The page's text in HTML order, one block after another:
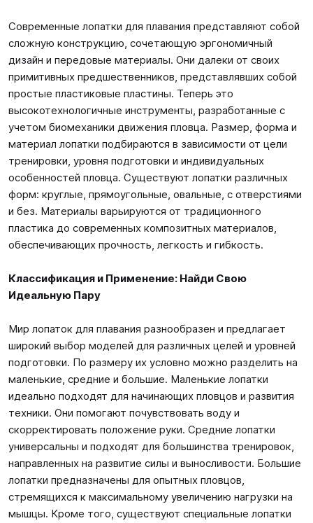
Современные лопатки для плавания представляют собой
сложную конструкцию, сочетающую эргономичный
дизайн и передовые материалы. Они далеки от своих
примитивных предшественников, представлявших собой
простые пластиковые пластины. Теперь это
высокотехнологичные инструменты, разработанные с
учетом биомеханики движения пловца. Размер, форма и
материал лопатки подбираются в зависимости от цели
тренировки, уровня подготовки и индивидуальных
особенностей пловца. Существуют лопатки различных
форм: круглые, прямоугольные, овальные, с отверстиями
и без. Материалы варьируются от традиционного
пластика до современных композитных материалов,
обеспечивающих прочность, легкость и гибкость.
Классификация и Применение: Найди Свою
Идеальную Пару
Мир лопаток для плавания разнообразен и предлагает
широкий выбор моделей для различных целей и уровней
подготовки. По размеру их условно можно разделить на
маленькие, средние и большие. Маленькие лопатки
идеально подходят для начинающих пловцов и развития
техники. Они помогают почувствовать воду и
скорректировать положение руки. Средние лопатки
универсальны и подходят для большинства тренировок,
направленных на развитие силы и выносливости. Большие
лопатки предназначены для опытных пловцов,
стремящихся к максимальному увеличению нагрузки на
мышцы. Кроме того, существуют специальные лопатки